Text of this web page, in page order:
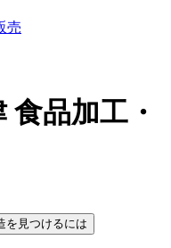
売
品加工・
を見つけるには